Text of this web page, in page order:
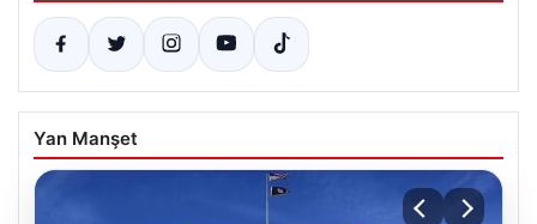
Yan Manşet